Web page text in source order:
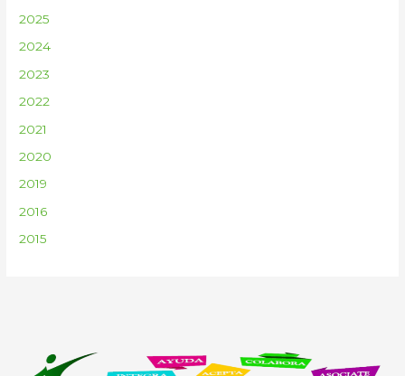
2025
2024
2023
2022
2021
2020
2019
2016
2015